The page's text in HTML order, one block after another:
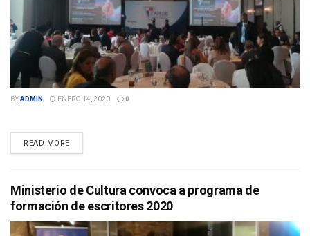
BYADMIN ENERO 14, 2020 0
READ MOREDETAILS
Ministerio de Cultura convoca a programa de
formación de escritores 2020